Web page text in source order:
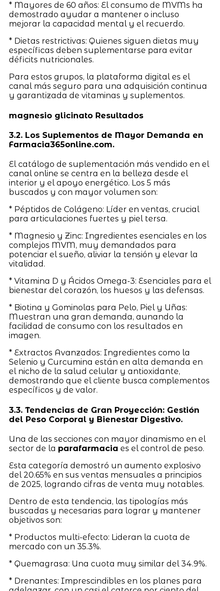
* Mayores de 60 años: El consumo de MVMs ha
demostrado ayudar a mantener o incluso
mejorar la capacidad mental y el recuerdo.
* Dietas restrictivas: Quienes siguen dietas muy
específicas deben suplementarse para evitar
déficits nutricionales.
Para estos grupos, la plataforma digital es el
canal más seguro para una adquisición continua
y garantizada de vitaminas y suplementos.
magnesio glicinato Resultados
3.2. Los Suplementos de Mayor Demanda en
Farmacia365online.com.
El catálogo de suplementación más vendido en el
canal online se centra en la belleza desde el
interior y el apoyo energético. Los 5 más
buscados y con mayor volumen son:
* Péptidos de Colágeno: Líder en ventas, crucial
para articulaciones fuertes y piel tersa.
* Magnesio y Zinc: Ingredientes esenciales en los
complejos MVM, muy demandados para
potenciar el sueño, aliviar la tensión y elevar la
vitalidad.
* Vitamina D y Ácidos Omega-3: Esenciales para el
bienestar del corazón, los huesos y las defensas.
* Biotina y Gominolas para Pelo, Piel y Uñas:
Muestran una gran demanda, aunando la
facilidad de consumo con los resultados en
imagen.
* Extractos Avanzados: Ingredientes como la
Selenio y Curcumina están en alta demanda en
el nicho de la salud celular y antioxidante,
demostrando que el cliente busca complementos
específicos y de valor.
3.3. Tendencias de Gran Proyección: Gestión
del Peso Corporal y Bienestar Digestivo.
Una de las secciones con mayor dinamismo en el
sector de la parafarmacia es el control de peso.
Esta categoría demostró un aumento explosivo
del 20.65% en sus ventas mensuales a principios
de 2025, logrando cifras de venta muy notables.
Dentro de esta tendencia, las tipologías más
buscadas y necesarias para lograr y mantener
objetivos son:
* Productos multi-efecto: Lideran la cuota de
mercado con un 35.3%.
* Quemagrasa: Una cuota muy similar del 34.9%.
* Drenantes: Imprescindibles en los planes para